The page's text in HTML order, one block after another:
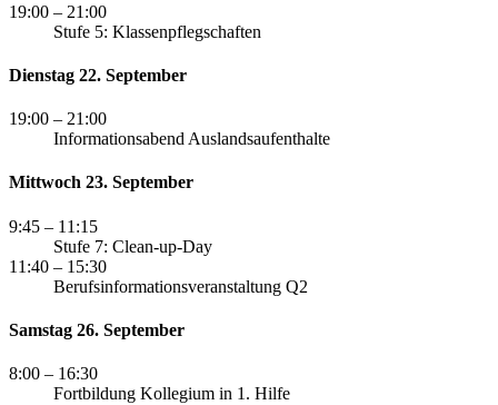
19:00 – 21:00
Stufe 5: Klassenpflegschaften
Dienstag 22. September
19:00 – 21:00
Informationsabend Auslandsaufenthalte
Mittwoch 23. September
9:45 – 11:15
Stufe 7: Clean-up-Day
11:40 – 15:30
Berufsinformationsveranstaltung Q2
Samstag 26. September
8:00 – 16:30
Fortbildung Kollegium in 1. Hilfe